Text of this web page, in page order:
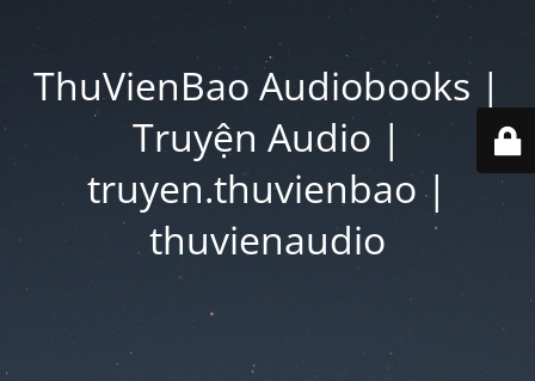
ThuVienBao Audiobooks |
Truyện Audio |
truyen.thuvienbao |
thuvienaudio